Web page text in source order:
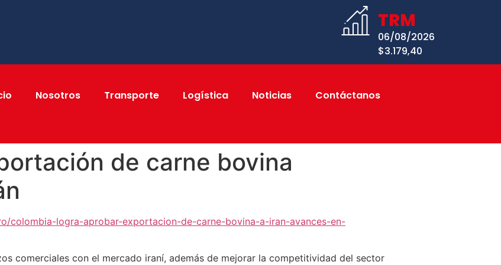
TRM
06/08/2026
$3.179,40
Nosotros Transporte Logística Noticias Contáctanos
de carne bovina
colombia-logra-aprobar-exportacion-de-carne-bovina-a-iran-avances-en-
comerciales con el mercado iraní, además de mejorar la competitividad del sector